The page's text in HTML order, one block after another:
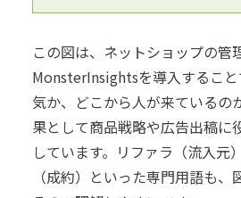
この図は、ネットショップの管
MonsterInsightsを導入するこ
気か、どこから人が来ているの
果として商品戦略や広告出稿に
しています。リファラ（流入元
（成約）といった専門用語も